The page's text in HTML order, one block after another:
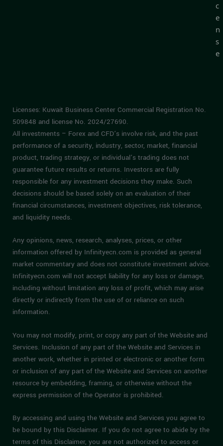
c
e
n
s
e
Licenses: Kuwait Business Center Commercial Registration No.
509848 and license No. 2024/27690.
All investments – Forex and CFD’s involve risk, and the past
performance of a security, industry, sector, market, financial
product, trading strategy, or individual’s trading does not
guarantee future results or returns. Investors are fully
responsible for any investment decisions they make. Such
decisions should be based solely on an evaluation of their
financial circumstances, investment objectives, risk tolerance,
and liquidity needs.
Any opinions, news, research, analyses, prices, or other
information offered by Infinityecn.com is provided as general
market commentary and does not constitute investment advice.
Infinityecn.com will not accept liability for any loss or damage,
including without limitation any loss of profit, which may arise
directly or indirectly from the use of or reliance on such
information.
You may not modify, print, or copy any part of the Website and
Services. Inclusion of any part of the Website and Services in
another work, whether in printed or electronic or another form
or inclusion of any part of the Website and Services on another
resource by embedding, framing, or otherwise without the
express permission of the Operator is prohibited.
By accessing and using the Website and Services you agree to
be bound by this Disclaimer. If you do not agree to abide by the
terms of this Disclaimer, you are not authorized to access or